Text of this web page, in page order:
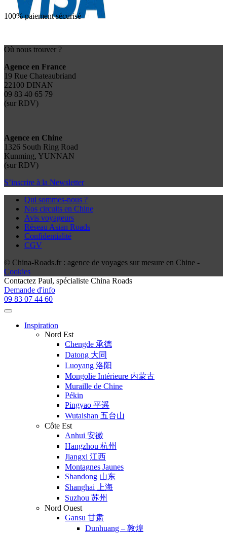
100% paiement sécurisé
Où nous trouver ?
Agence en France
19 Rue Chateaubriand
22100 DINAN
09 83 40 65 79
(sur RDV)
Agence en Chine
1326 South Ring Road
Kunming, YUNNAN
(sur RDV)
S’inscrire à la Newsletter
Qui sommes-nous ?
Nos circuits en Chine
Avis voyageurs
Réseau Asian Roads
Confidentialité
CGV
© China-Roads.fr : agence de voyages sur mesure en Chine -
Cookies
Contactez Paul, spécialiste China Roads
Demande d'info
09 83 07 44 60
Inspiration
Nord Est
Chengde 承德
Datong 大同
Luoyang 洛阳
Mongolie Intérieure 内蒙古
Muraille de Chine
Pékin
Pingyao 平遥
Wutaishan 五台山
Côte Est
Anhui 安徽
Hangzhou 杭州
Jiangxi 江西
Montagnes Jaunes
Shandong 山东
Shanghai 上海
Suzhou 苏州
Nord Ouest
Gansu 甘肃
Dunhuang – 敦煌